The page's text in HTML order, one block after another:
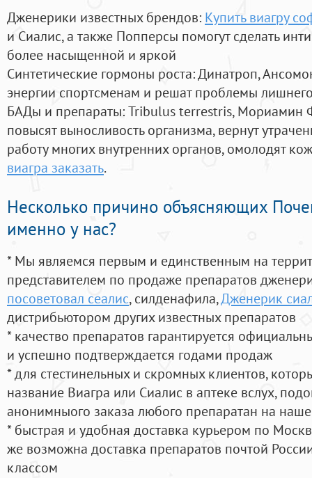
Дженерики известных брендов: Купить виагру
и Сиалис, а также Попперсы помогут сделать
более насыщенной и яркой
Синтетические гормоны роста: Динатроп,
энергии спортсменам и решат проблемы
БАДы и препараты:Tribulus terrestris, Мориамин
повысят выносливость организма, вернут
работу многих внутренних органов, омолодят
виагра заказать.
Несколько причино объясняющих
именно у нас?
* Мы являемся первым и единственным на
представителем по продаже препаратов
посоветовал сеалис, силденафила,Дженерик
дистрибьютором других известных препаратов
* качество препаратов гарантируется
и успешно подтверждается годами продаж
* для стестинельных и скромных клиентов,
название Виагра или Сиалис в аптеке вслух,
анонимныого заказа любого препаратан на
* быстрая и удобная доставка курьером по
же возможна доставка препаратов почтой
классом